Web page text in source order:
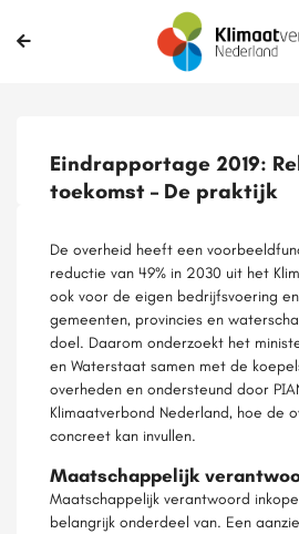
Eindrapportage 2019:
toekomst – De praktijk
De overheid heeft een
reductie van 49% in 2030 uit het
ook voor de eigen bedrijfsvoering
gemeenten, provincies en
doel. Daarom onderzoekt het
en Waterstaat samen met de
overheden en ondersteund door
Klimaatverbond Nederland, hoe de
concreet kan invullen.
Maatschappelijk
Maatschappelijk verantwoord
belangrijk onderdeel van. Een